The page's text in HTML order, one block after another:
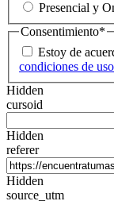
Presencial y
Consentimiento*
Estoy de
condiciones de uso
Hidden
cursoid
Hidden
referer
Hidden
source_utm